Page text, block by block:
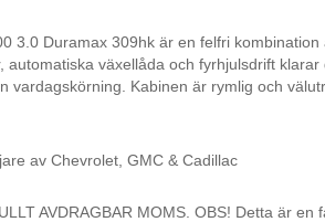
Parkeringssensorer fram
och bak
Elstol
2WD/4WD Auto/4WD
3.0 Duramax 309hk är en felfri
automatiska växellåda och fyrhjulsdrift
vardagskörning. Kabinen är rymlig och
av Chevrolet, GMC & Cadillac
AVDRAGBAR MOMS. OBS! Detta är